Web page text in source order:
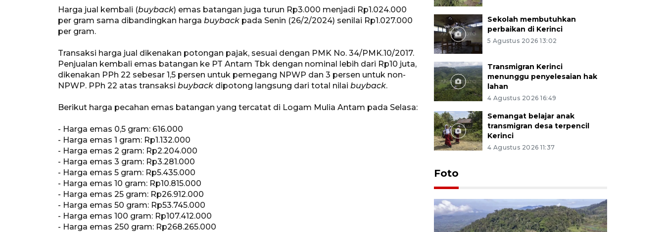
Harga jual kembali (buyback) emas batangan juga turun Rp3.000 menjadi Rp1.024.000
per gram sama dibandingkan harga buyback pada Senin (26/2/2024) senilai Rp1.027.000
per gram.
Transaksi harga jual dikenakan potongan pajak, sesuai dengan PMK No. 34/PMK.10/2017.
Penjualan kembali emas batangan ke PT Antam Tbk dengan nominal lebih dari Rp10 juta,
dikenakan PPh 22 sebesar 1,5 persen untuk pemegang NPWP dan 3 persen untuk non-
NPWP. PPh 22 atas transaksi buyback dipotong langsung dari total nilai buyback.
Berikut harga pecahan emas batangan yang tercatat di Logam Mulia Antam pada Selasa:
- Harga emas 0,5 gram: 616.000
- Harga emas 1 gram: Rp1.132.000
- Harga emas 2 gram: Rp2.204.000
- Harga emas 3 gram: Rp3.281.000
- Harga emas 5 gram: Rp5.435.000
- Harga emas 10 gram: Rp10.815.000
- Harga emas 25 gram: Rp26.912.000
- Harga emas 50 gram: Rp53.745.000
- Harga emas 100 gram: Rp107.412.000
- Harga emas 250 gram: Rp268.265.000
Sekolah membutuhkan
perbaikan di Kerinci
5 Agustus 2026 13:02
Transmigran Kerinci
menunggu penyelesaian hak
lahan
4 Agustus 2026 16:49
Semangat belajar anak
transmigran desa terpencil
Kerinci
4 Agustus 2026 11:37
Foto